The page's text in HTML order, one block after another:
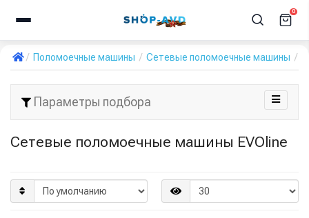
0
Поломоечные машины Сетевые поломоечные машины
Параметры подбора
Сетевые поломоечные машины EVOline